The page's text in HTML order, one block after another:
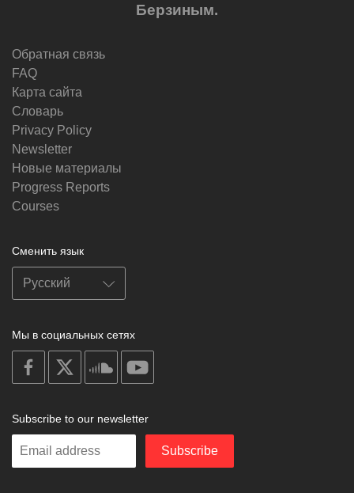
Берзиным.
Обратная связь
FAQ
Карта сайта
Словарь
Privacy Policy
Newsletter
Новые материалы
Progress Reports
Courses
Сменить язык
Мы в социальных сетях
on
facebook
soundcloud
Subscribe to our newsletter
Enter
Subscribe